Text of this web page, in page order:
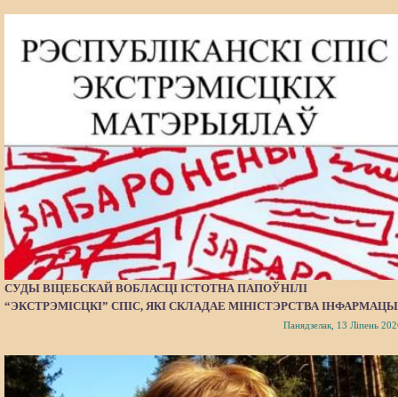
СУДЫ ВІЦЕБСКАЙ ВОБЛАСЦІ ІСТОТНА ПАПОЎНІЛІ
“ЭКСТРЭМІСЦКІ” СПІС, ЯКІ СКЛАДАЕ МІНІСТЭРСТВА
Панядзелак, 13 Ліпень